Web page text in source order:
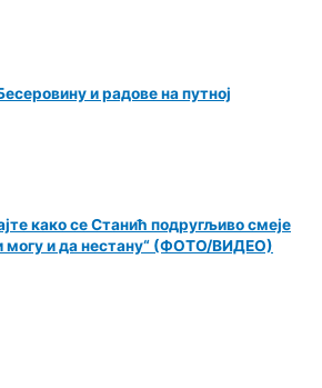
и радове на путној
како се Станић подругљиво смеје
могу и да нестану“ (ФОТО/ВИДЕО)